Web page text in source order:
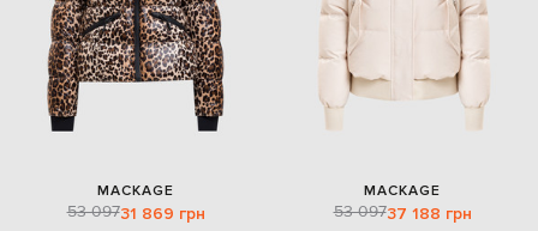
MACKAGE
53 09731 869 грн
MACKAGE
53 09737 188 грн